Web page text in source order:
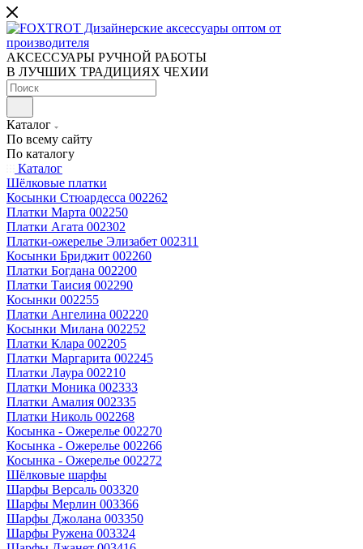
АКСЕССУАРЫ РУЧНОЙ РАБОТЫ
В ЛУЧШИХ ТРАДИЦИЯХ ЧЕХИИ
Каталог
По всему сайту
По каталогу
Каталог
Шёлковые платки
Косынки Стюардесса 002262
Платки Марта 002250
Платки Агата 002302
Платки-ожерелье Элизабет 002311
Косынки Бриджит 002260
Платки Богдана 002200
Платки Таисия 002290
Косынки 002255
Платки Ангелина 002220
Косынки Милана 002252
Платки Клара 002205
Платки Маргарита 002245
Платки Лаура 002210
Платки Моника 002333
Платки Амалия 002335
Платки Николь 002268
Косынка - Ожерелье 002270
Косынка - Ожерелье 002266
Косынка - Ожерелье 002272
Шёлковые шарфы
Шарфы Версаль 003320
Шарфы Мерлин 003366
Шарфы Джолана 003350
Шарфы Ружена 003324